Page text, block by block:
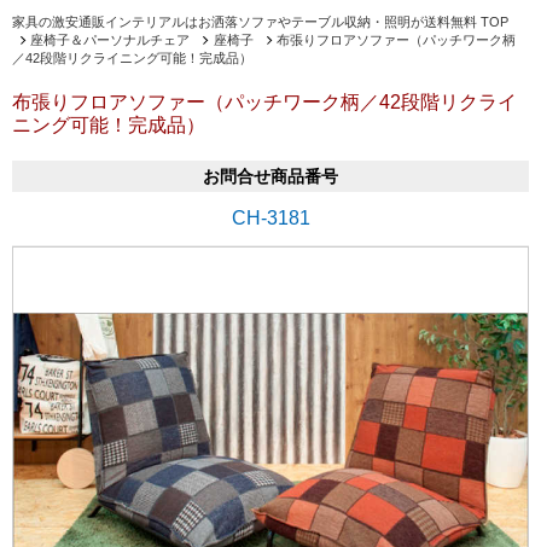
家具の激安通販インテリアルはお洒落ソファやテーブル収納・照明が送料無料 TOP
座椅子＆パーソナルチェア
座椅子
布張りフロアソファー（パッチワーク柄
／42段階リクライニング可能！完成品）
布張りフロアソファー（パッチワーク柄／42段階リクライ
ニング可能！完成品）
お問合せ商品番号
CH-3181